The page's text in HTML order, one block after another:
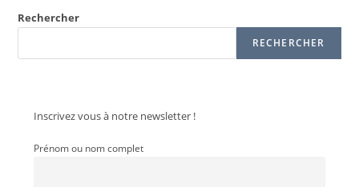
Rechercher
RECHERCHER
Inscrivez vous à notre newsletter !
Prénom ou nom complet